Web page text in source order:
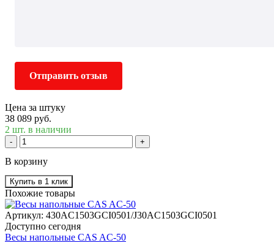
Отправить отзыв
Цена за штуку
38 089 руб.
2 шт. в наличии
- +
В корзину
Купить в 1 клик
Похожие товары
Артикул: 430AC1503GCI0501/J30AC1503GCI0501
Доступно сегодня
Весы напольные CAS AC-50